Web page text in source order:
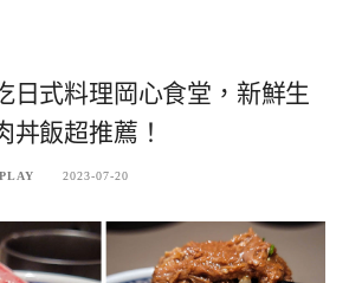
日式料理岡心食堂，新鮮生
丼飯超推薦！
2023-07-20